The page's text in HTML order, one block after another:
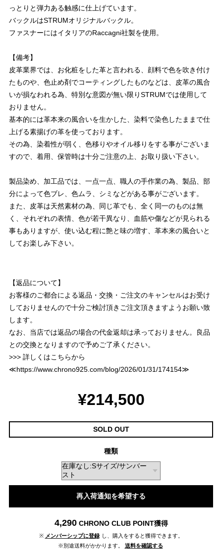
っとりと弾力ある触感に仕上げています。
バックルはSTRUMオリジナルバックル。
ファスナーにはイタリアのRaccagni社製を使用。
【備考】
皮革業界では、お化粧をした革と言われる、顔料で色を吹き付け
たものや、色止め剤でコーティングしたものなどは、皮革の風合
いが損なわれる為、特別な意図が無い限りSTRUMでは使用して
おりません。
基本的には革本来の風合いを生かした、染料で染色したままで仕
上げる素揚げの革を使っております。
その為、染着性が弱く、色移りやオイル移りをする事がございま
すので、着用、保管時は十分ご注意の上、お取り扱い下さい。
製品染め、加工品では、一点一点、職人の手作業の為、製品、部
分によって色ブレ、色ムラ、シミなどがある事がございます。
また、皮革は天然素材の為、同じ革でも、全く同一のものは無
く、それぞれの表情、色が若干異なり、血筋や傷などが見られる
事もありますが、使い込む程に艶と味の増す、革本来の風合いと
してお楽しみ下さい。
【返品について】
お客様のご都合による返品・交換・ご注文のキャンセルはお受け
しておりませんので十分ご検討頂きご注文頂きますようお願い致
します。
なお、当店では返品の場合の代金返却は承っておりません。良品
との交換となりますので予めご了承ください。
>>> 詳しくはこちらから
≪https://www.chrono925.com/blog/2026/01/31/174154≫
¥214,500
SOLD OUT
種類
再入荷通知を希望する
4,290 CHRONO CLUB POINT獲得
※ メンバーシップに登録 し、購入をすると獲得できます。
※別途送料がかかります。
送料を確認する